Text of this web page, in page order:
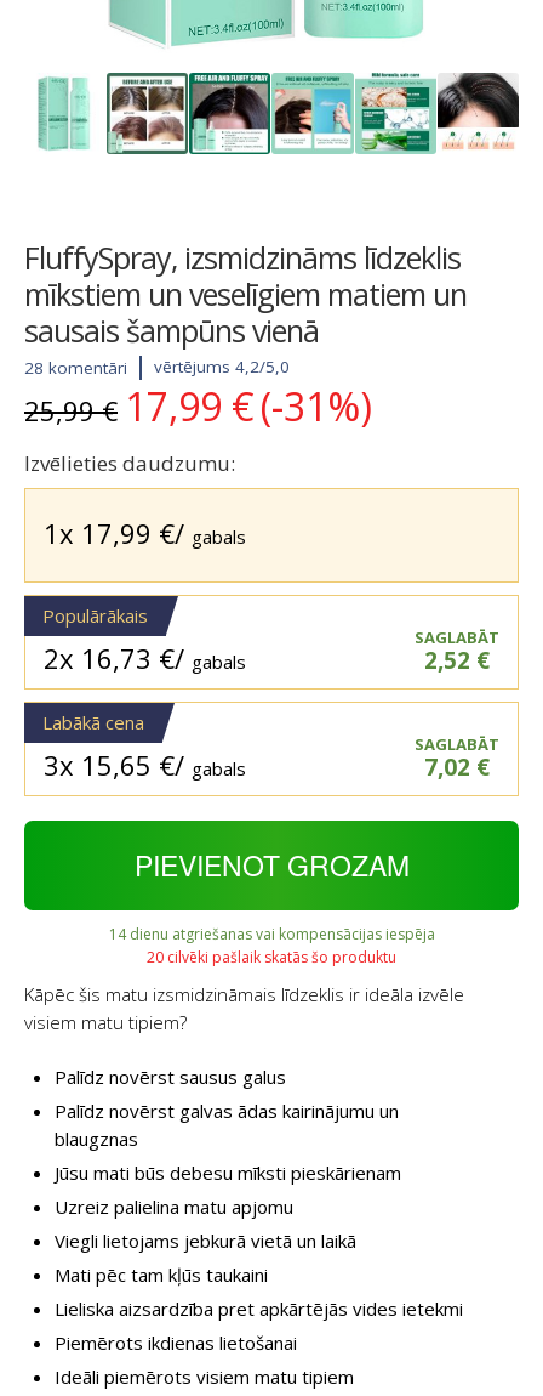
FluffySpray, izsmidzināms līdzeklis
mīkstiem un veselīgiem matiem un
sausais šampūns vienā
28 komentāri vērtējums 4,2/5,0
25,99€ Original
price
was:
25,99 €.
17,99 € Current
price
17,99 €.
(-31%)
Izvēlieties daudzumu:
1x 17,99 €/ gabals
Populārākais
2x 16,73 €/ gabals
SAGLABĀT
2,52 €
Labākā cena
3x 15,65 €/ gabals
SAGLABĀT
7,02 €
PIEVIENOT GROZAM
14 dienu atgriešanas vai kompensācijas iespēja
20 cilvēki pašlaik skatās šo produktu
Kāpēc šis matu izsmidzināmais līdzeklis ir ideāla izvēle
visiem matu tipiem?
Palīdz novērst sausus galus
Palīdz novērst galvas ādas kairinājumu un
blaugznas
Jūsu mati būs debesu mīksti pieskārienam
Uzreiz palielina matu apjomu
Viegli lietojams jebkurā vietā un laikā
Mati pēc tam kļūs taukaini
Lieliska aizsardzība pret apkārtējās vides ietekmi
Piemērots ikdienas lietošanai
Ideāli piemērots visiem matu tipiem